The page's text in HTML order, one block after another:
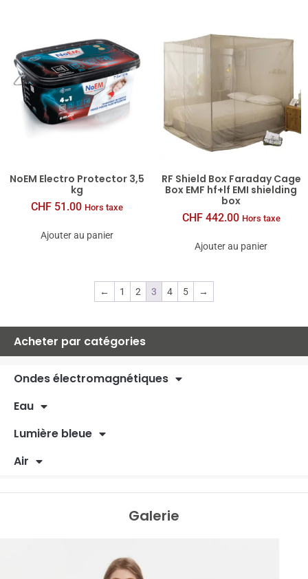
Acheter par catégories
Ondes électromagnétiques
Eau
Lumière bleue
Air
Galerie
NoEM Electro Protector 3,5
kg
CHF 51.00 Hors taxe
Ajouter au panier
RF Shield Box Faraday Cage
Box EMF hf+lf EMI shielding
box
CHF442.00 Hors taxe
Ajouter au panier
← 1 2 3 4 5 →